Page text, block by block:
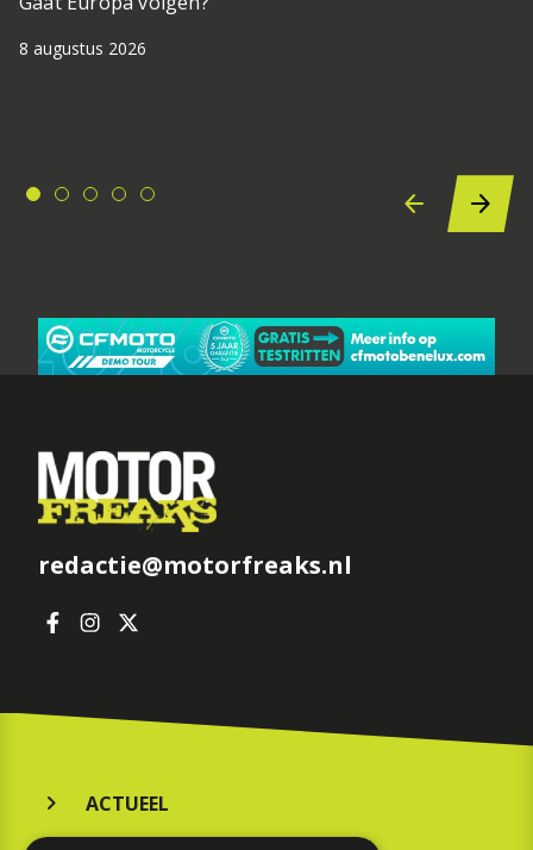
8 augustus 2026
redactie@motorfreaks.nl
ACTUEEL